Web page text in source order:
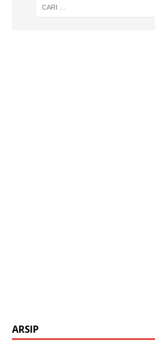
ARSIP